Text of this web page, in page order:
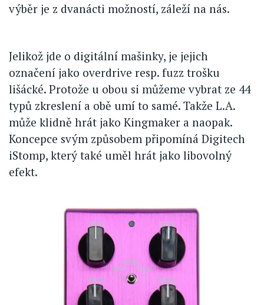
výběr je z dvanácti možností, záleží na nás.
Jelikož jde o digitální mašinky, je jejich
označení jako overdrive resp. fuzz trošku
lišácké. Protože u obou si můžeme vybrat ze 44
typů zkreslení a obě umí to samé. Takže L.A.
může klidně hrát jako Kingmaker a naopak.
Koncepce svým způsobem připomíná Digitech
iStomp, který také uměl hrát jako libovolný
efekt.